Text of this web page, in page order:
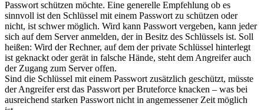
Passwort schützen möchte. Eine generelle Empfehlung ob es
sinnvoll ist den Schlüssel mit einem Passwort zu schützen oder
nicht, ist schwer möglich. Wird kann Passwort vergeben, kann jeder
sich auf dem Server anmelden, der in Besitz des Schlüssels ist. Soll
heißen: Wird der Rechner, auf dem der private Schlüssel hinterlegt
ist geknackt oder gerät in falsche Hände, steht dem Angreifer auch
der Zugang zum Server offen.
Sind die Schlüssel mit einem Passwort zusätzlich geschützt, müsste
der Angreifer erst das Passwort per Bruteforce knacken – was bei
ausreichend starken Passwort nicht in angemessener Zeit möglich